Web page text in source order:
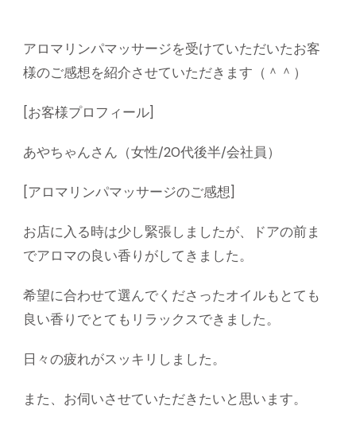
アロマリンパマッサージを受けていただいたお客
様のご感想を紹介させていただきます（＾＾）
[お客様プロフィール]
あやちゃんさん（女性/20代後半/会社員）
[アロマリンパマッサージのご感想]
お店に入る時は少し緊張しましたが、ドアの前ま
でアロマの良い香りがしてきました。
希望に合わせて選んでくださったオイルもとても
良い香りでとてもリラックスできました。
日々の疲れがスッキリしました。
また、お伺いさせていただきたいと思います。